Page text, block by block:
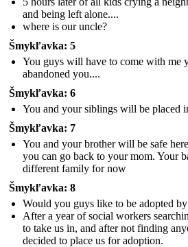
and being left alone....
where is our uncle?
Šmykľavka: 5
You guys will have to come with me
abandoned you....
Šmykľavka: 6
You and your siblings will be placed
Šmykľavka: 7
You and your brother will be safe
you can go back to your mom. Your
different family for now
Šmykľavka: 8
Would you guys like to be adopted
After a year of social workers
to take us in, and after not finding
decided to place us for adoption.